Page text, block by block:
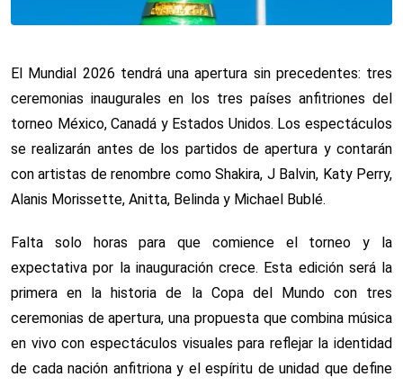
El Mundial 2026 tendrá una apertura sin precedentes: tres
ceremonias inaugurales en los tres países anfitriones del
torneo México, Canadá y Estados Unidos. Los espectáculos
se realizarán antes de los partidos de apertura y contarán
con artistas de renombre como Shakira, J Balvin, Katy Perry,
Alanis Morissette, Anitta, Belinda y Michael Bublé.
Falta solo horas para que comience el torneo y la
expectativa por la inauguración crece. Esta edición será la
primera en la historia de la Copa del Mundo con tres
ceremonias de apertura, una propuesta que combina música
en vivo con espectáculos visuales para reflejar la identidad
de cada nación anfitriona y el espíritu de unidad que define